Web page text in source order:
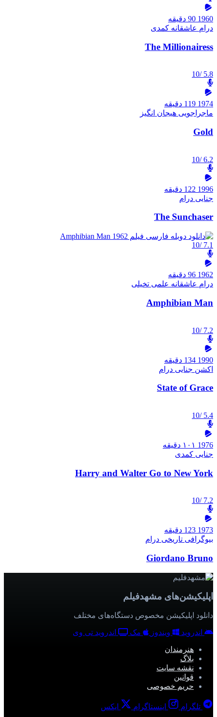
1960 90 دقیقه
درام عاشقانه کمدی
The Millionairess
5.8
/10
1974 119 دقیقه
ماجراجویی هیجان انگیز
Gold
6.2
/10
1996 122 دقیقه
جنایی درام
The Sunchaser
7.1
/10
1962 96 دقیقه
درام عاشقانه علمی تخیلی
Amphibian Man
7.2
/10
1990 134 دقیقه
اکشن جنایی درام
State of Grace
5.4
/10
1976 ۱۰۱ دقیقه
جنایی کمدی
Harry and Walter Go to New York
7.2
/10
1973 123 دقیقه
بیوگرافی تاریخی درام
Giordano Bruno
اپلیکیشن‌های مشهدفیلم
دانلود اپلیکیشن مخصوص دستگاه‌های مختلف
اندروید ویندوز مک اندروید تی وی
هنرمندان
بلاگ
نقشه سایت
قوانین
حریم خصوصی
تلگرام اینستاگرام ایکس